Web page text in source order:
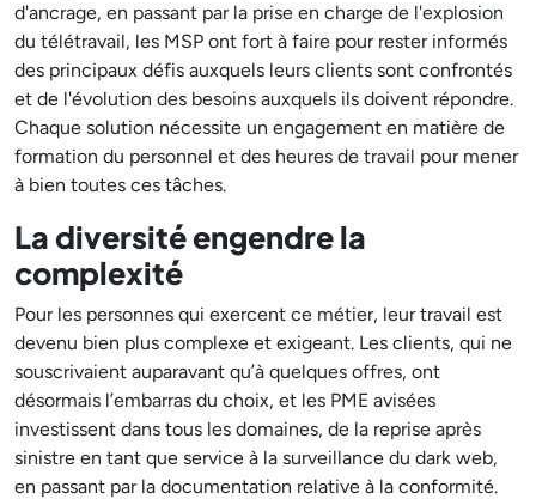
d'ancrage, en passant par la prise en charge de l'explosion
du télétravail, les MSP ont fort à faire pour rester informés
des principaux défis auxquels leurs clients sont confrontés
et de l'évolution des besoins auxquels ils doivent répondre.
Chaque solution nécessite un engagement en matière de
formation du personnel et des heures de travail pour mener
à bien toutes ces tâches.
La diversité engendre la
complexité
Pour les personnes qui exercent ce métier, leur travail est
devenu bien plus complexe et exigeant. Les clients, qui ne
souscrivaient auparavant qu’à quelques offres, ont
désormais l’embarras du choix, et les PME avisées
investissent dans tous les domaines, de la reprise après
sinistre en tant que service à la surveillance du dark web,
en passant par la documentation relative à la conformité.